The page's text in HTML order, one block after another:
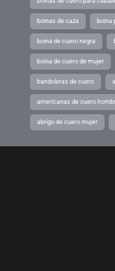
boinas de caza boina
boina de cuero negra
boina de cuero de mujer
bandoleras de cuero
americanas de cuero
abrigo de cuero mujer